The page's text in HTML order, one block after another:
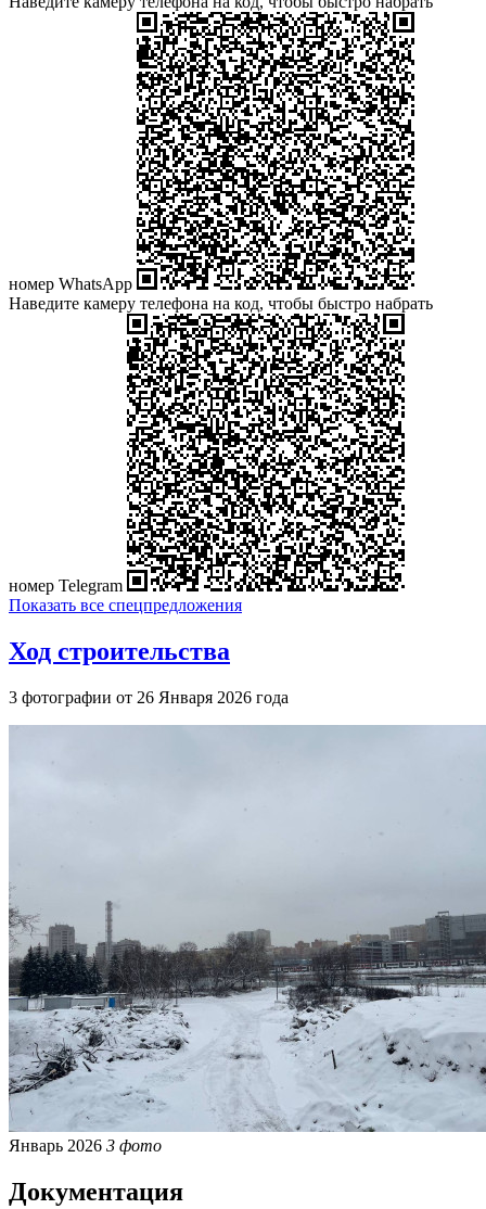
номер WhatsApp
Наведите камеру телефона на код, чтобы быстро набрать
номер Telegram
Показать все спецпредложения
Ход строительства
3 фотографии от 26 Января 2026 года
Январь 2026 3 фото
Документация